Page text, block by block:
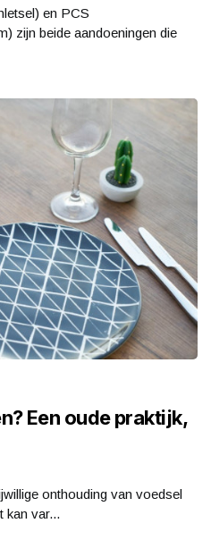
en PCS
zijn beide aandoeningen die
Een oude praktijk,
onthouding van voedsel
kan var...